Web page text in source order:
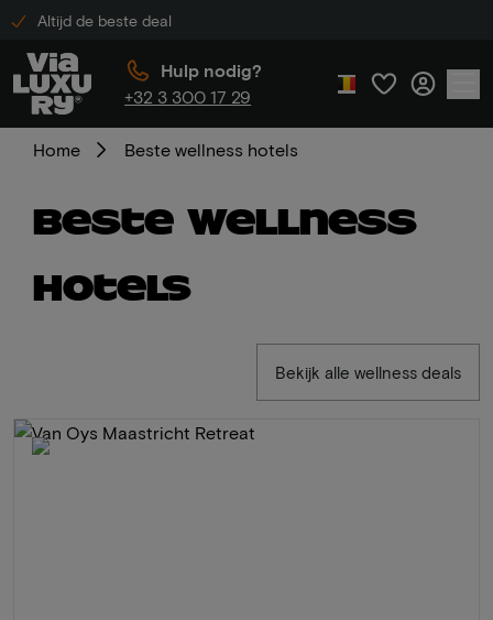
Altijd de beste deal
Hulp nodig?
+32 3 300 17 29
Home Beste wellness hotels
Beste wellness
hotels
Bekijk alle wellness deals